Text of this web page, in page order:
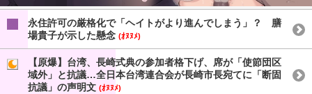
永住許可の厳格化で「ヘイトがより進んでしまう」？ 膳
場貴子が示した懸念 (ｵﾇﾇﾒ)
【原爆】台湾、長崎式典の参加者格下げ、席が「使節団区
域外」と抗議…全日本台湾連合会が長崎市長宛てに「断固
抗議」の声明文 (ｵﾇﾇﾒ)